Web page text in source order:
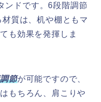
ンドです。6段階調節
質は、机や棚ともマ
も効果を発揮しま
節が可能ですので、
もちろん、肩こりや